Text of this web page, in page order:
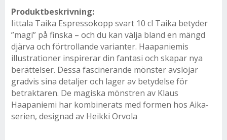
Produktbeskrivning:
Iittala Taika Espressokopp svart 10 cl Taika betyder
”magi” på finska – och du kan välja bland en mängd
djärva och förtrollande varianter. Haapaniemis
illustrationer inspirerar din fantasi och skapar nya
berättelser. Dessa fascinerande mönster avslöjar
gradvis sina detaljer och lager av betydelse för
betraktaren. De magiska mönstren av Klaus
Haapaniemi har kombinerats med formen hos Aika-
serien, designad av Heikki Orvola